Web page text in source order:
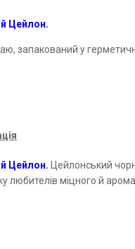
Цейлон.
запакований у
Цейлон. Цейлонський
любителів міцного й